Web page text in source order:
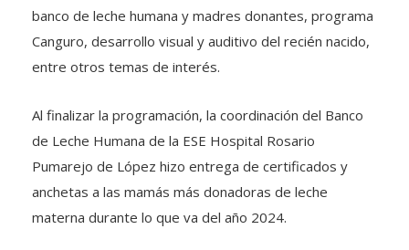
banco de leche humana y madres donantes, programa
Canguro, desarrollo visual y auditivo del recién nacido,
entre otros temas de interés.
Al finalizar la programación, la coordinación del Banco
de Leche Humana de la ESE Hospital Rosario
Pumarejo de López hizo entrega de certificados y
anchetas a las mamás más donadoras de leche
materna durante lo que va del año 2024.